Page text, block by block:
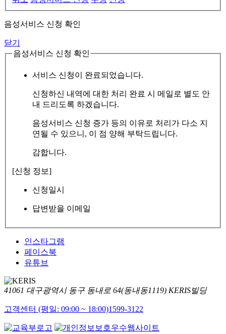
음성서비스 신청 확인
닫기
음성서비스 신청 확인
서비스 신청이 완료되었습니다.
신청하신 내역에 대한 처리 완료 시 메일로 별도 안
내 드리도록 하겠습니다.
음성서비스 신청 증가 등의 이유로 처리가 다소 지
연될 수 있으니, 이 점 양해 부탁드립니다.
감합니다.
[신청 정보]
신청일시
답변받을 이메일
인스타그램
페이스북
유튜브
41061 대구광역시 동구 동내로 64(동내동1119) KERIS빌딩
고객센터 (평일: 09:00 ~ 18:00)1599-3122